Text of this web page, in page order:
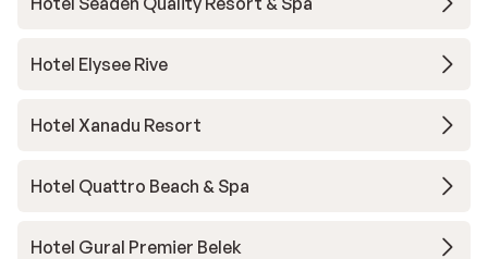
Hotel Elysee Rive
Hotel Xanadu Resort
Hotel Quattro Beach & Spa
Hotel Gural Premier Belek